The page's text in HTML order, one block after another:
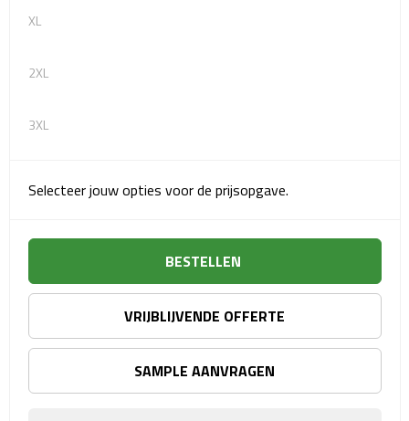
Koeltassen & koelboxen
Strandtassen
Picknick rugtassen
XL
2XL
3XL
Selecteer jouw opties voor de prijsopgave.
BESTELLEN
VRIJBLIJVENDE OFFERTE
SAMPLE AANVRAGEN